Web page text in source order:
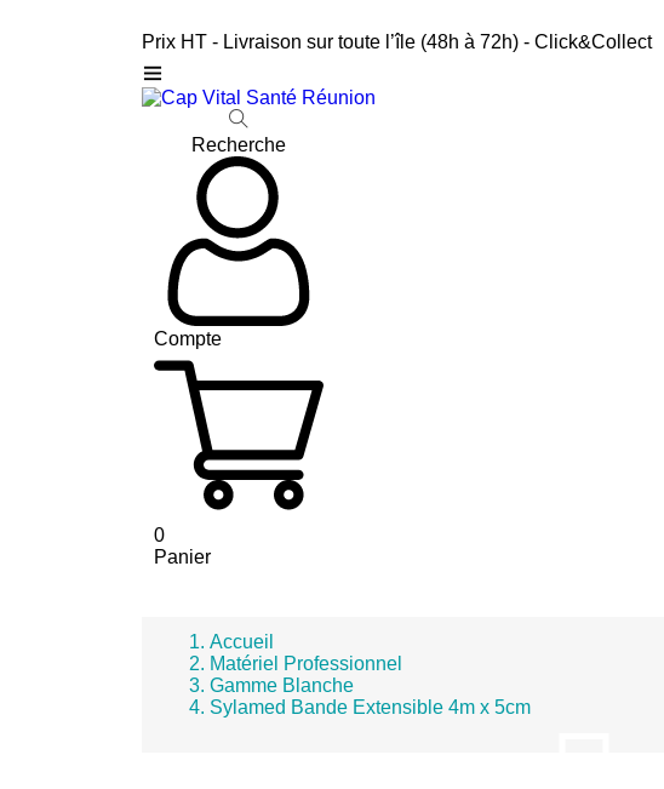
Prix HT - Livraison sur toute l’île (48h à 72h) - Click&Collect
Recherche
Compte
0
Panier
Accueil
Matériel Professionnel
Gamme Blanche
Sylamed Bande Extensible 4m x 5cm